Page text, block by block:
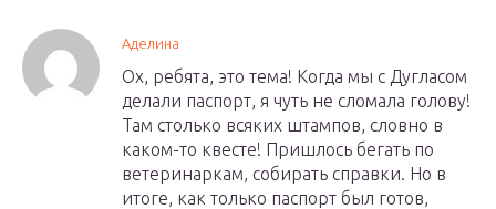
Аделина
Ох, ребята, это тема! Когда мы с Дугласом
делали паспорт, я чуть не сломала голову!
Там столько всяких штампов, словно в
каком-то квесте! Пришлось бегать по
ветеринаркам, собирать справки. Но в
итоге, как только паспорт был готов,